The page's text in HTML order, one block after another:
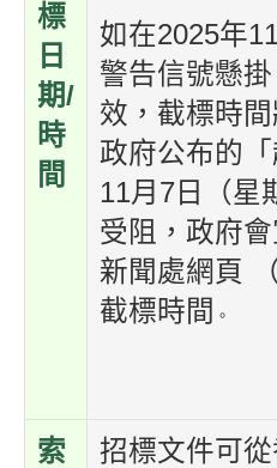
標
日
期/
時
間
如在2025年
警告信號懸
效，截標時
政府公布的
11月7日（星
受阻，政府
新聞處網頁
截標時間 。
索
招標文件可